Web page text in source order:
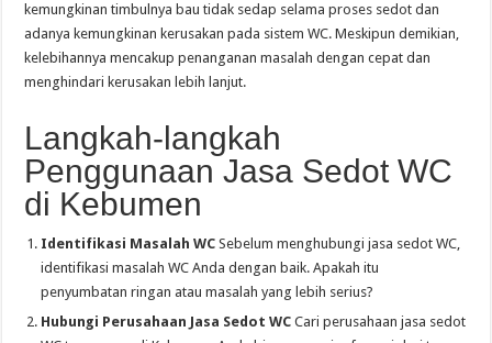
kemungkinan timbulnya bau tidak sedap selama proses sedot dan
adanya kemungkinan kerusakan pada sistem WC. Meskipun demikian,
kelebihannya mencakup penanganan masalah dengan cepat dan
menghindari kerusakan lebih lanjut.
Langkah-langkah
Penggunaan Jasa Sedot WC
di Kebumen
Identifikasi Masalah WC Sebelum menghubungi jasa sedot WC,
identifikasi masalah WC Anda dengan baik. Apakah itu
penyumbatan ringan atau masalah yang lebih serius?
Hubungi Perusahaan Jasa Sedot WC Cari perusahaan jasa sedot